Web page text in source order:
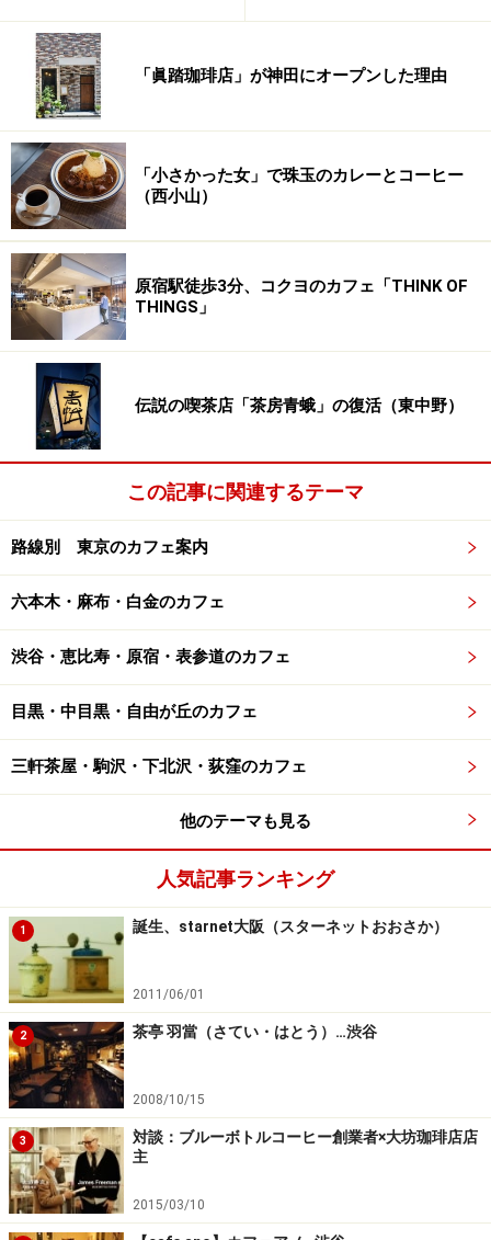
「眞踏珈琲店」が神田にオープンした理由
「小さかった女」で珠玉のカレーとコーヒー
（西小山）
原宿駅徒歩3分、コクヨのカフェ「THINK OF
THINGS」
伝説の喫茶店「茶房青蛾」の復活（東中野）
この記事に関連するテーマ
路線別 東京のカフェ案内
六本木・麻布・白金のカフェ
渋谷・恵比寿・原宿・表参道のカフェ
目黒・中目黒・自由が丘のカフェ
三軒茶屋・駒沢・下北沢・荻窪のカフェ
他のテーマも見る
人気記事ランキング
1 誕生、starnet大阪（スターネットおおさか）
2011/06/01
2 茶亭 羽當（さてい・はとう）…渋谷
2008/10/15
3
対談：ブルーボトルコーヒー創業者×大坊珈琲店店
主
2015/03/10